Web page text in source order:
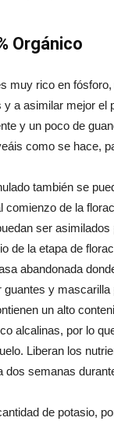
Orgánico
muy rico en
a asimilar mejor el
y un poco de
como se hace,
también se
de la
ser
de la etapa de
abandonada
y mascarilla
un alto
alcalinas, por lo
Liberan los
semanas
de potasio,